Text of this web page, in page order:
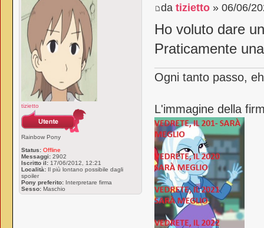
da tizietto» 06/06/
Ho voluto dare
Praticamente
Ogni tanto passo, eh
L'immagine della
tizietto
Rainbow Pony
Status: Offline
Messaggi: 2902
Iscritto il: 17/06/2012, 12:21
Località: Il più lontano possibile dagli
spoiler
Pony preferito: Interpretare firma
Sesso: Maschio